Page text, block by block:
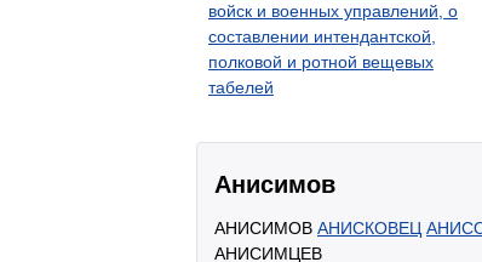
войск и военных управлений, о
составлении интендантской,
полковой и ротной вещевых
табелей
Анисимов
АНИСИМОВ АНИСКОВЕЦ
АНИСИМЦЕВ